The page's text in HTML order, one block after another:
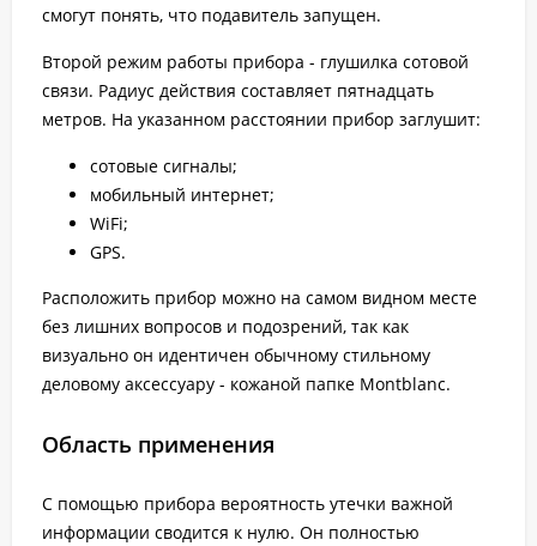
смогут понять, что подавитель запущен.
Второй режим работы прибора - глушилка сотовой
связи. Радиус действия составляет пятнадцать
метров. На указанном расстоянии прибор заглушит:
сотовые сигналы;
мобильный интернет;
WiFi;
GPS.
Расположить прибор можно на самом видном месте
без лишних вопросов и подозрений, так как
визуально он идентичен обычному стильному
деловому аксессуару - кожаной папке Montblanc.
Область применения
С помощью прибора вероятность утечки важной
информации сводится к нулю. Он полностью